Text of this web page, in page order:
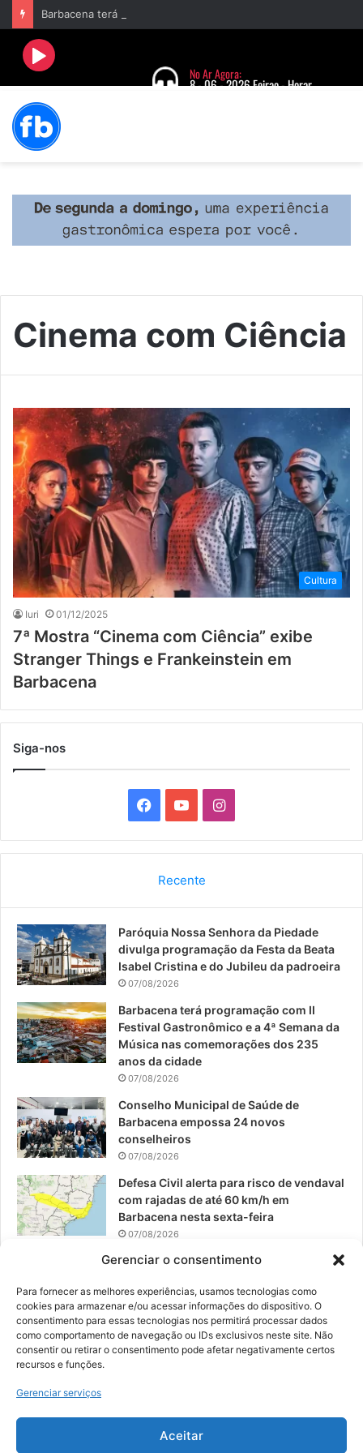
Gerenciar o consentimento
Para fornecer as melhores experiências, usamos tecnologias como
cookies para armazenar e/ou acessar informações do dispositivo. O
consentimento para essas tecnologias nos permitirá processar dados
como comportamento de navegação ou IDs exclusivos neste site. Não
consentir ou retirar o consentimento pode afetar negativamente certos
recursos e funções.
Gerenciar serviços
Aceitar
Cinema com Ciência
Cultura
Iuri 01/12/2025
7ª Mostra “Cinema com Ciência” exibe
Stranger Things e Frankeinstein em
Barbacena
Siga-nos
a
b
o
k
o
u
b
I
n
a
g
a
Recente
Paróquia Nossa Senhora da Piedade
divulga programação da Festa da Beata
Isabel Cristina e do Jubileu da padroeira
07/08/2026
Barbacena terá programação com II
Festival Gastronômico e a 4ª Semana da
Música nas comemorações dos 235
anos da cidade
07/08/2026
Conselho Municipal de Saúde de
Barbacena empossa 24 novos
conselheiros
07/08/2026
Defesa Civil alerta para risco de vendaval
com rajadas de até 60 km/h em
Barbacena nesta sexta-feira
07/08/2026
EPCAR tem a melhor nota do IDEB no
06/08/2026
© 2026, Todos os direitos reservados | Desenvolvido por:
Digital Business| Hospedado por:NP Publicidade
Fale Conosco
Sobre Nós